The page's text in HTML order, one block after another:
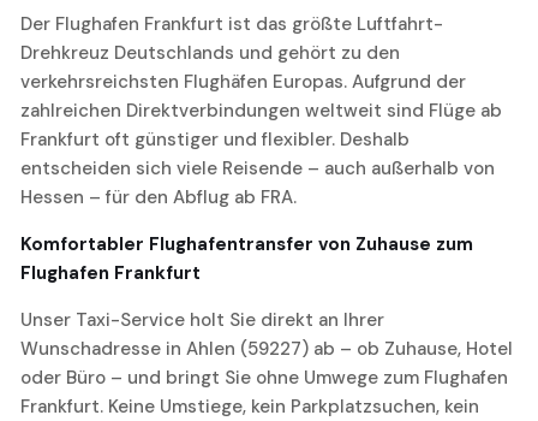
Der Flughafen Frankfurt ist das größte Luftfahrt-
Drehkreuz Deutschlands und gehört zu den
verkehrsreichsten Flughäfen Europas. Aufgrund der
zahlreichen Direktverbindungen weltweit sind Flüge ab
Frankfurt oft günstiger und flexibler. Deshalb
entscheiden sich viele Reisende – auch außerhalb von
Hessen – für den Abflug ab FRA.
Komfortabler Flughafentransfer von Zuhause zum
Flughafen Frankfurt
Unser Taxi-Service holt Sie direkt an Ihrer
Wunschadresse in Ahlen (59227) ab – ob Zuhause, Hotel
oder Büro – und bringt Sie ohne Umwege zum Flughafen
Frankfurt. Keine Umstiege, kein Parkplatzsuchen, kein